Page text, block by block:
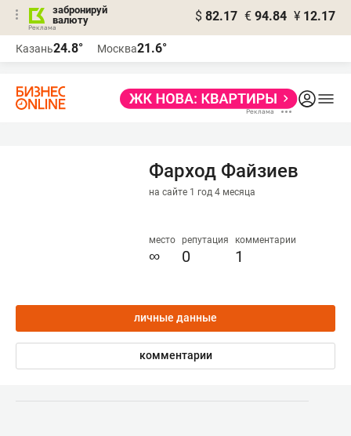
забронируй
валюту
$ 82.17 € 94.84 ¥ 12.17
Казань24.8° Москва21.6°
Фарход Файзиев
на сайте 1 год 4 месяца
место
∞
репутация
0
комментарии
1
личные данные
комментарии